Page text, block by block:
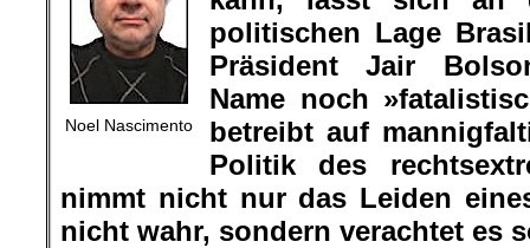
Noel Nascimento
politischen Lage
Präsident Jair
Name noch
betreibt auf
Politik des
nimmt nicht nur das Leiden
nicht wahr, sondern verachtet es